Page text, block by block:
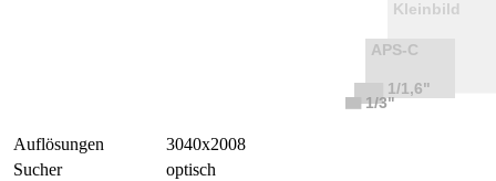
Auflösungen
3040x2008
Sucher
optisch